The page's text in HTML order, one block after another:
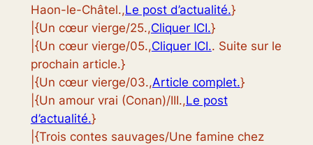
Haon-le-Châtel.,Le post d’actualité.}
|{Un cœur vierge/25.,Cliquer ICI.}
|{Un cœur vierge/05.,Cliquer ICI.. Suite sur le
prochain article.}
|{Un cœur vierge/03.,Article complet.}
|{Un amour vrai (Conan)/III.,Le post
d’actualité.}
|{Trois contes sauvages/Une famine chez